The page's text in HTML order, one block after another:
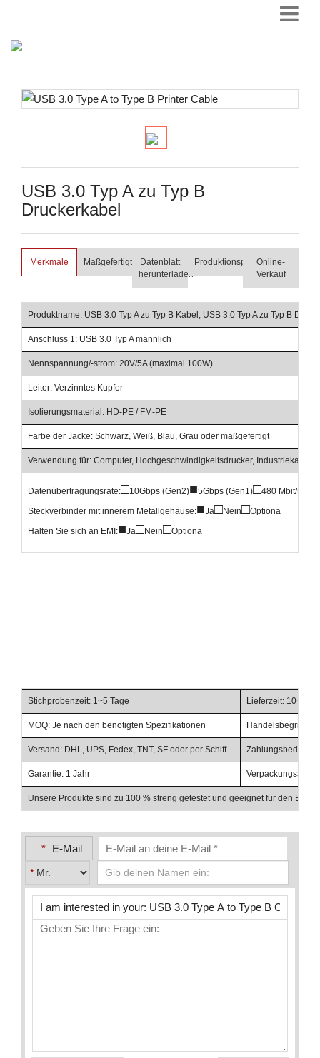
USB 3.0 Typ A zu Typ B
Druckerkabel
Merkmale Maßgefertigt
Datenblatt
herunterladen
ProduktionsprozessOnline-
Verkauf
Produktname: USB 3.0 Typ A zu Typ B Kabel, USB 3.0 Typ A zu Typ B
Anschluss 1: USB 3.0 Typ A männlich
Nennspannung/-strom: 20V/5A (maximal 100W)
Leiter: Verzinntes Kupfer
Isolierungsmaterial: HD-PE / FM-PE
Farbe der Jacke: Schwarz, Weiß, Blau, Grau oder maßgefertigt
Verwendung für: Computer, Hochgeschwindigkeitsdrucker,
Datenübertragungsrate:□10Gbps (Gen2)■5Gbps (Gen1)□480 Mbit/s
Steckverbinder mit innerem Metallgehäuse:■Ja□Nein□Optiona
Halten Sie sich an EMI:■Ja□Nein□Optiona
Stichprobenzeit: 1~5 Tage Lieferzeit: 10~20
MOQ: Je nach den benötigten Spezifikationen Handelsbegriffe:
Versand: DHL, UPS, Fedex, TNT, SF oder per Schiff
Garantie: 1 Jahr
Unsere Produkte sind zu 100 % streng getestet und geeignet für den
* E-Mail
*